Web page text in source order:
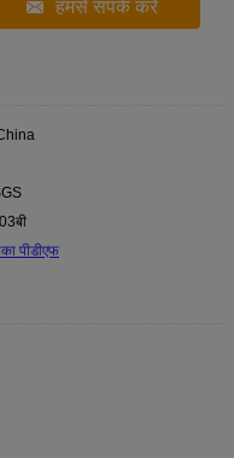
हमसे संपर्क करें
पीडीएफ